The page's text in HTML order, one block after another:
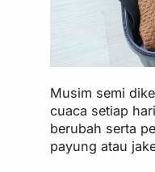
Musim semi
cuaca setiap
berubah serta
payung atau